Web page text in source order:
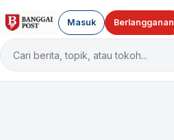
Cari
berita
Masuk Berlangganan